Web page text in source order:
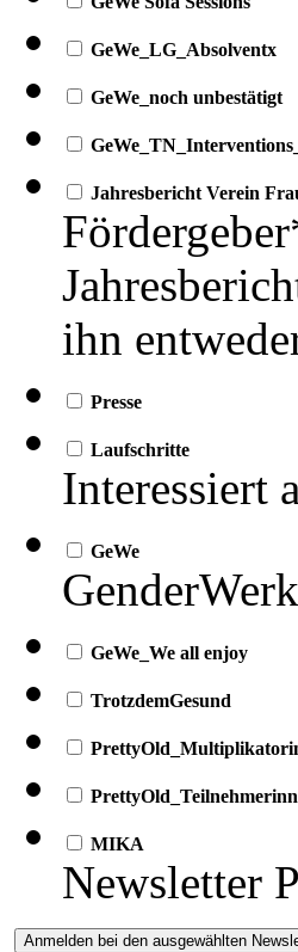
GeWe_LG_Absolventx
GeWe_noch unbestätigt
Jahresbericht Verein
ihn
Presse
Laufschritte
Interessiert
GeWe
GeWe_We all enjoy
TrotzdemGesund
MIKA
Newsletter